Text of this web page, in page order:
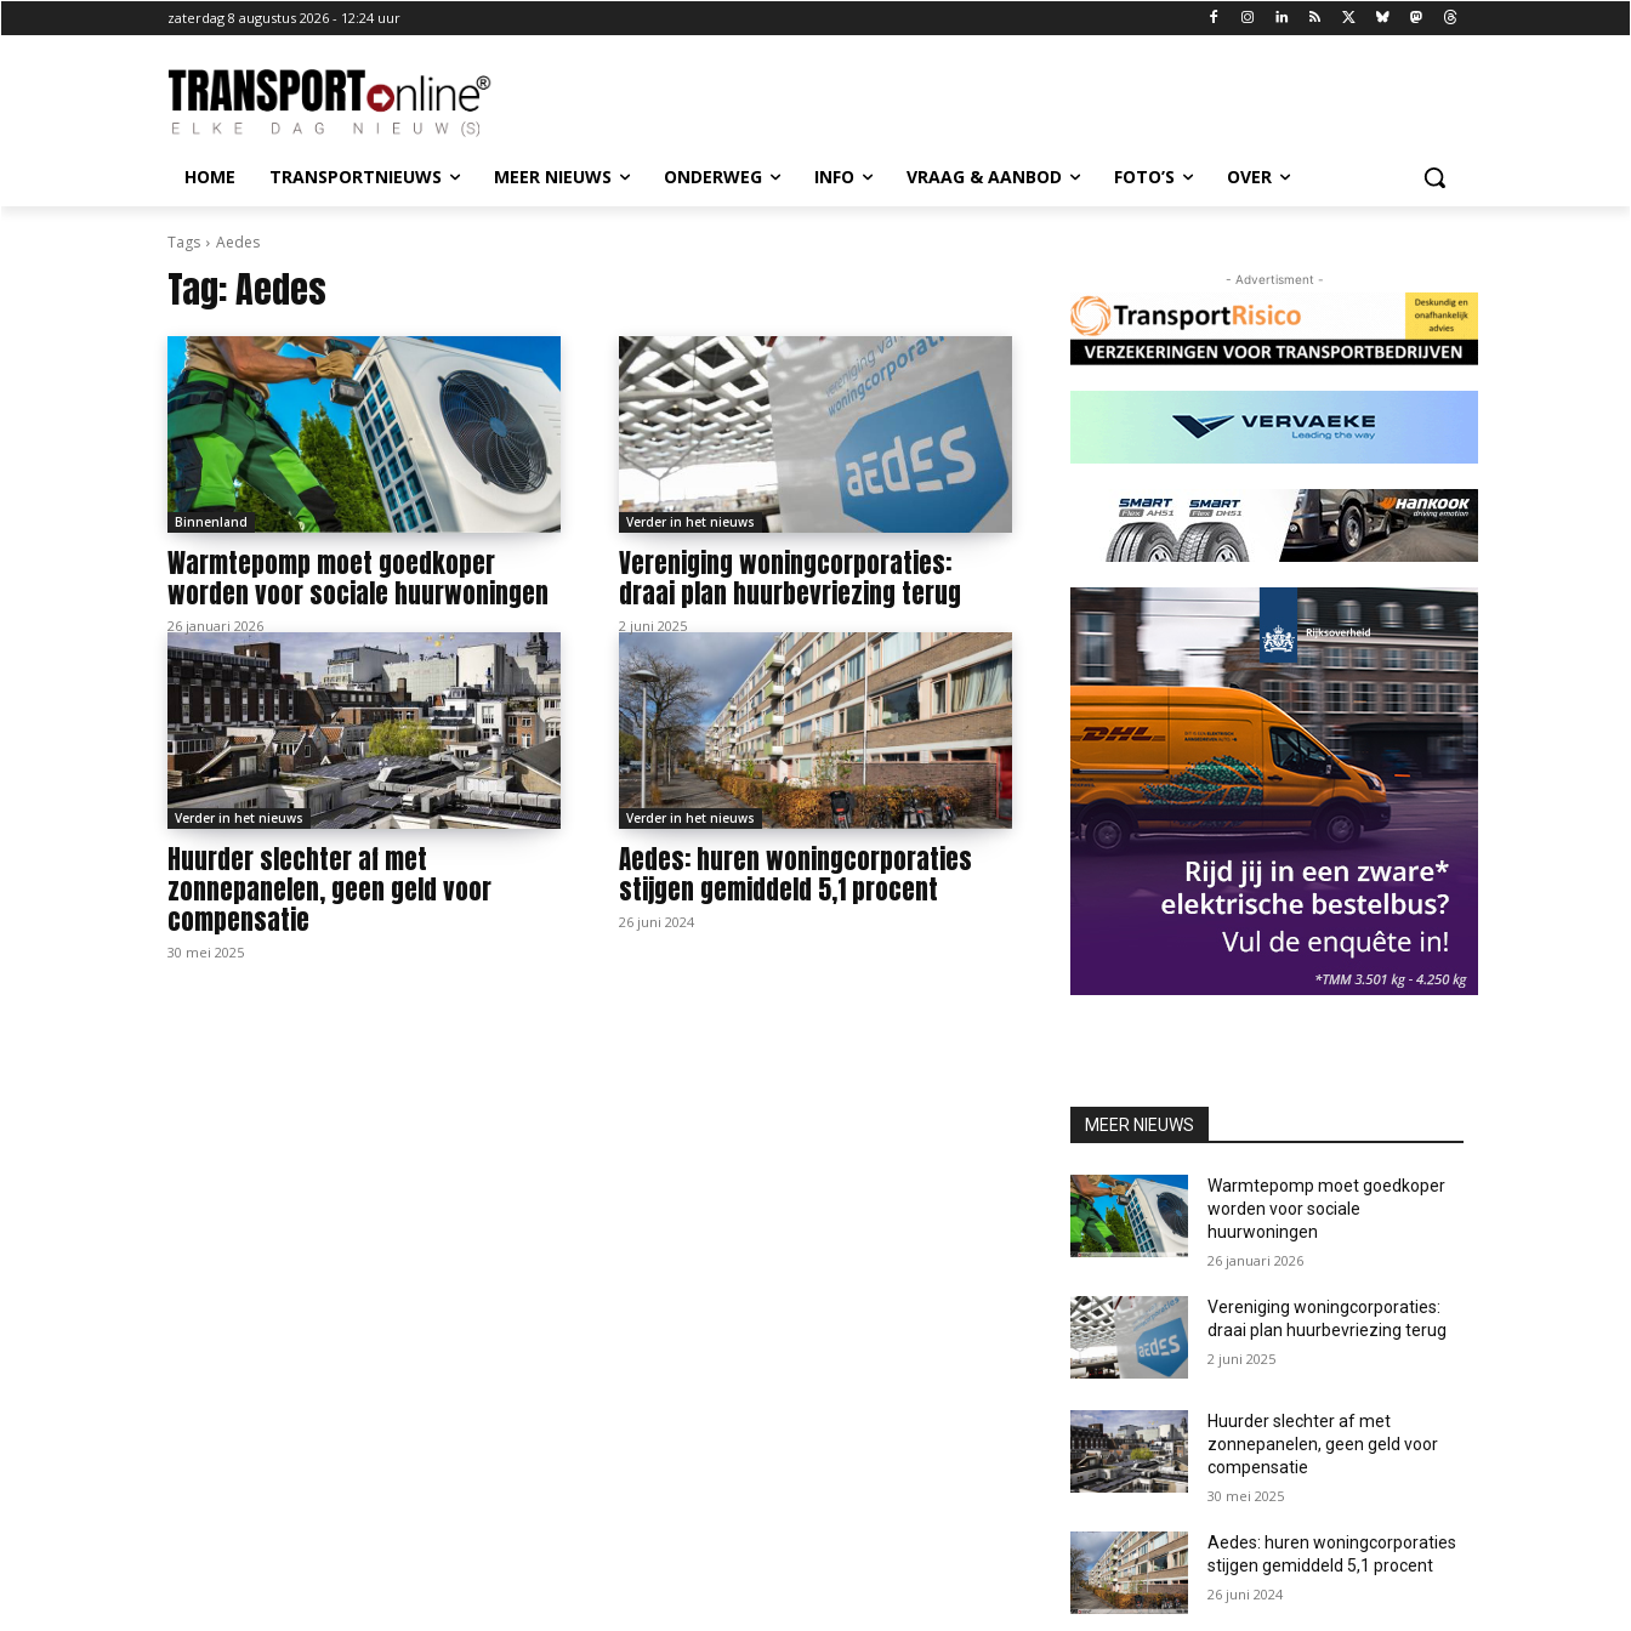
zaterdag 8 augustus 2026 - 12:24 uur
HOME TRANSPORTNIEUWS MEER NIEUWS ONDERWEG INFO VRAAG & AANBOD FOTO’S OVER
Tags Aedes
Tag:Aedes
Binnenland
Warmtepomp moet goedkoper
worden voor sociale huurwoningen
26 januari 2026
Verder in het nieuws
Vereniging woningcorporaties:
draai plan huurbevriezing terug
2 juni 2025
Verder in het nieuws
Huurder slechter af met
zonnepanelen, geen geld voor
compensatie
30 mei 2025
Verder in het nieuws
Aedes: huren woningcorporaties
stijgen gemiddeld 5,1 procent
26 juni 2024
- Advertisment -
MEER NIEUWS
Warmtepomp moet goedkoper
worden voor sociale
huurwoningen
26 januari 2026
Vereniging woningcorporaties:
draai plan huurbevriezing terug
2 juni 2025
Huurder slechter af met
zonnepanelen, geen geld voor
compensatie
30 mei 2025
Aedes: huren woningcorporaties
stijgen gemiddeld 5,1 procent
26 juni 2024